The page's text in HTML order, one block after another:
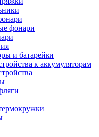
фонари
и батарейки
к аккумуляторам